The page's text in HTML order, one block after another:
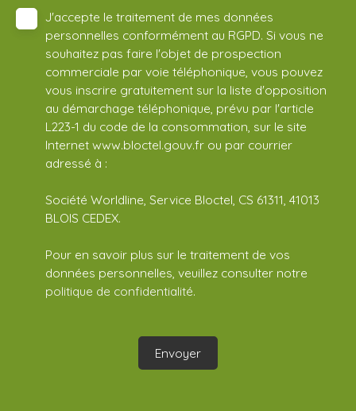
J'accepte le traitement de mes données
personnelles conformément au RGPD. Si vous ne
souhaitez pas faire l'objet de prospection
commerciale par voie téléphonique, vous pouvez
vous inscrire gratuitement sur la liste d'opposition
au démarchage téléphonique, prévu par l'article
L223-1 du code de la consommation, sur le site
Internet www.bloctel.gouv.fr ou par courrier
adressé à :
Société Worldline, Service Bloctel, CS 61311, 41013
BLOIS CEDEX.
Pour en savoir plus sur le traitement de vos
données personnelles, veuillez consulter notre
politique de confidentialité.
Envoyer